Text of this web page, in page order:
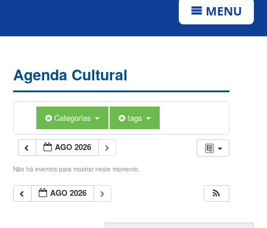
MENU
Agenda Cultural
Categorias tags
AGO 2026
Não há eventos para mostrar neste momento.
AGO 2026